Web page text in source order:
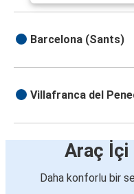
Barcelona (Sants)
Villafranca del
Araç İçi
Daha konforlu bir